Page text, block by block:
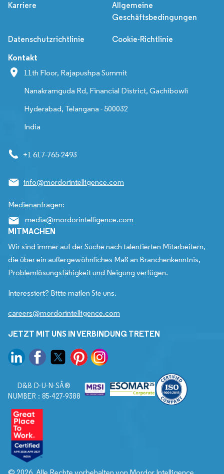
Karriere
Allgemeine
Geschäftsbedingungen
Datenschutzrichtlinie Cookie-Richtlinie
Kontakt
11th Floor, Rajapushpa Summit
Nanakramguda Rd, Financial District, Gachibowli
Hyderabad, Telangana - 500032
India
+1 617-765-2493
info@mordorintelligence.com
Medienanfragen:
media@mordorintelligence.com
MITMACHEN
Wir sind immer auf der Suche nach talentierten Mitarbeitern,
die über ein außergewöhnliches Maß an Branchenkenntnis,
Problemlösungsfähigkeit und Neigung verfügen.
Interessiert? Bitte mailen Sie uns.
careers@mordorintelligence.com
JETZT MIT UNS IN VERBINDUNG TRETEN
D&B D-U-N-SÂ®
NUMBER : 85-427-9388